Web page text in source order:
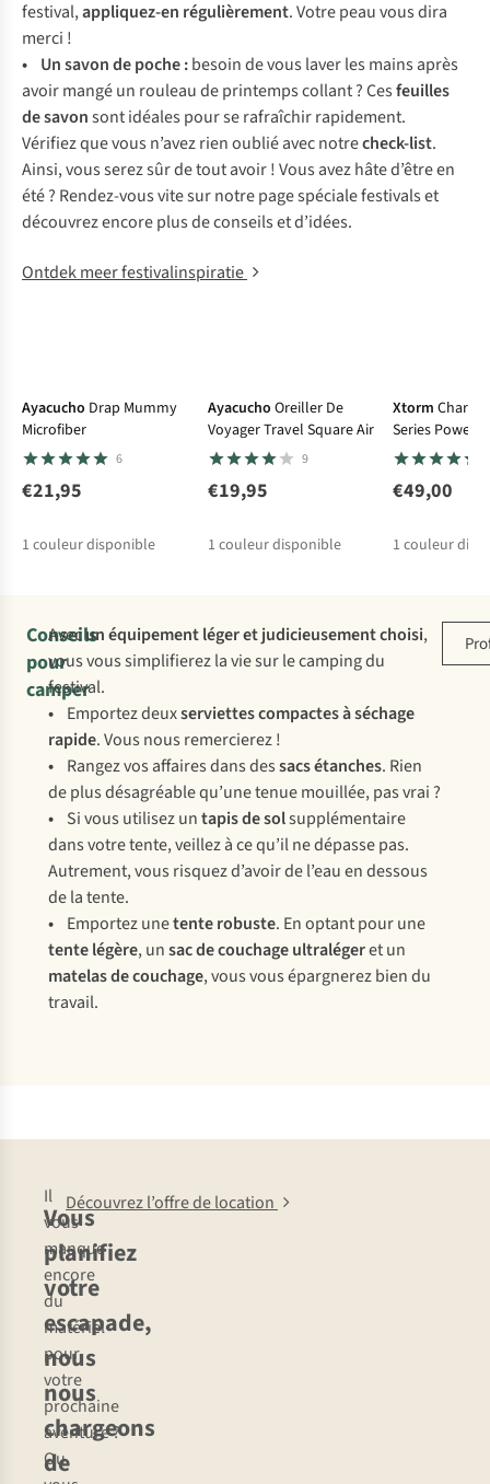
festival,appliquez-en régulièrement. Votre peau vous dira
merci !
• Unsavon de poche:besoin de vous laver les mains après
avoir mangé un rouleau de printemps collant ? Cesfeuilles
de savonsont idéales pour se rafraîchir rapidement.
Vérifiez que vous n’avez rien oublié avec notrecheck-list.
Ainsi, vous serez sûr de tout avoir ! Vous avez hâte d’être en
été ? Rendez-vous vite sur notre page spéciale festivals et
découvrez encore plus de conseils et d’idées.
Ontdek meer festivalinspiratie
Ayacucho Drap Mummy
Microfiber
6
€21,95
1 couleur disponible
Ayacucho Oreiller De
Voyager Travel Square Air
9
€19,95
1 couleur disponible
Xtorm
Series
€49,00
1 couleur
Conseils
pour
camper
Avecun équipement léger et judicieusement choisi,
vous vous simplifierez la vie sur le camping du
festival.
• Emportez deuxserviettes compactes à séchage
rapide. Vous nous remercierez !
• Rangez vos affaires dans dessacs étanches. Rien
de plus désagréable qu’une tenue mouillée, pas vrai ?
• Si vous utilisez untapis de solsupplémentaire
dans votre tente, veillez à ce qu’il ne dépasse pas.
Autrement, vous risquez d’avoir de l’eau en dessous
de la tente.
• Emportez unetente robuste. En optant pour une
tente légère, unsac de couchage ultralégeret un
matelas de couchage, vous vous épargnerez bien du
travail.
Vous
planifiez
votre
escapade,
nous
nous
chargeons
de
Il
vous
manque
encore
du
matériel
pour
votre
prochaine
aventure ?
Ou
Découvrez l’offre de location